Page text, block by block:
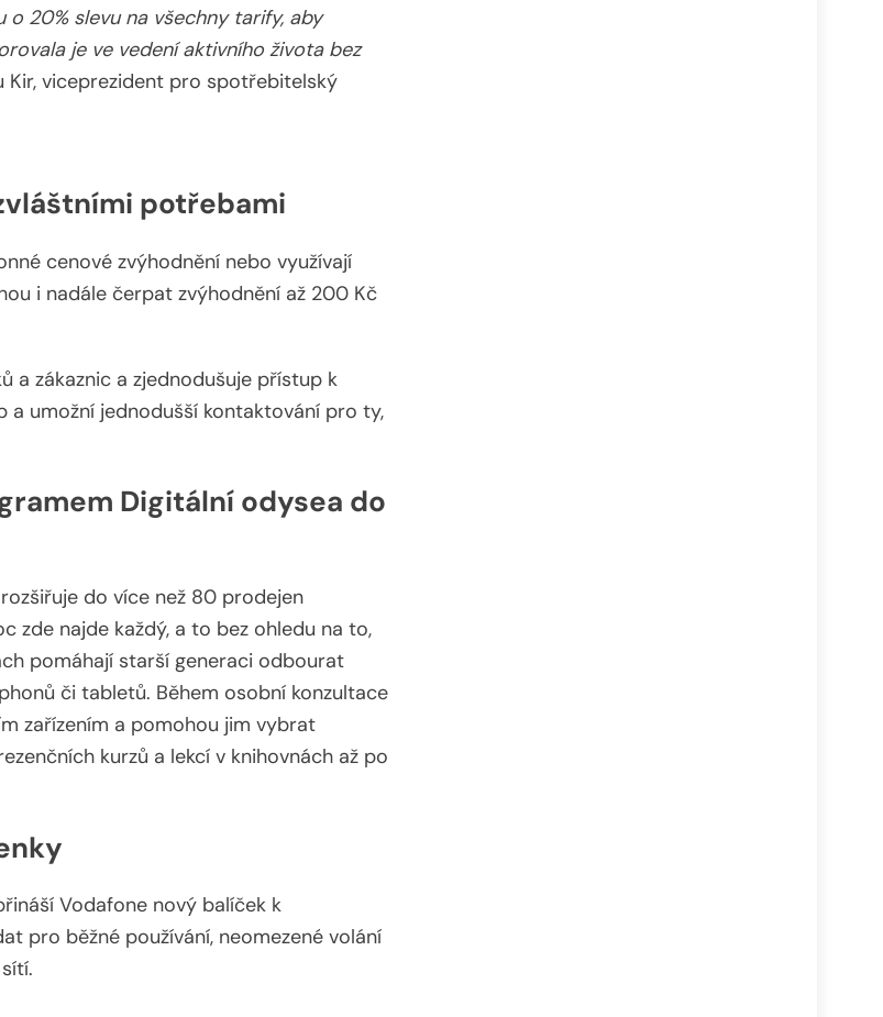
20% slevu na všechny tarify, aby
je ve vedení aktivního života bez
Kir, viceprezident pro spotřebitelský
potřebami
cenové zvýhodnění nebo využívají
i nadále čerpat zvýhodnění až 200 Kč
a zákaznic a zjednodušuje přístup k
a umožní jednodušší kontaktování pro ty,
Digitální odysea do
do více než 80 prodejen
zde najde každý, a to bez ohledu na to,
pomáhají starší generaci odbourat
či tabletů. Během osobní konzultace
zařízením a pomohou jim vybrat
kurzů a lekcí v knihovnách až po
Vodafone nový balíček k
pro běžné používání, neomezené volání